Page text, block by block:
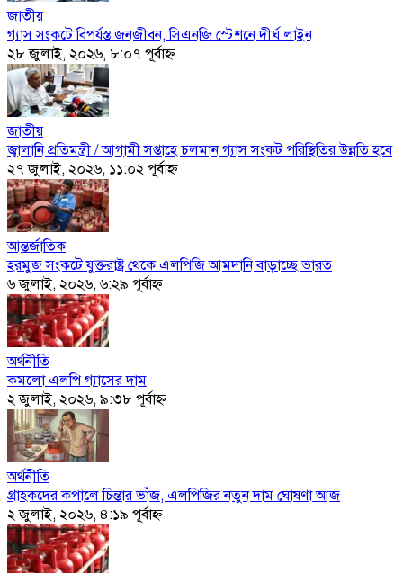
জাতীয়
গ্যাস সংকটে বিপর্যস্ত জনজীবন, সিএনজি স্টেশনে দীর্ঘ লাইন
২৮ জুলাই, ২০২৬, ৮:০৭ পূর্বাহ্ণ
জাতীয়
জ্বালানি প্রতিমন্ত্রী / আগামী সপ্তাহে চলমান গ্যাস সংকট পরিস্থিতির উন্নতি হবে
২৭ জুলাই, ২০২৬, ১১:০২ পূর্বাহ্ণ
আন্তর্জাতিক
হরমুজ সংকটে যুক্তরাষ্ট্র থেকে এলপিজি আমদানি বাড়াচ্ছে ভারত
৬ জুলাই, ২০২৬, ৬:২৯ পূর্বাহ্ণ
অর্থনীতি
কমলো এলপি গ্যাসের দাম
২ জুলাই, ২০২৬, ৯:৩৮ পূর্বাহ্ণ
অর্থনীতি
গ্রাহকদের কপালে চিন্তার ভাঁজ, এলপিজির নতুন দাম ঘোষণা আজ
২ জুলাই, ২০২৬, ৪:১৯ পূর্বাহ্ণ